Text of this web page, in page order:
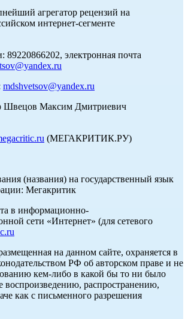
агрегатор рецензий на
интернет-сегменте
89220866202, электронная почта
mdshvetsov@yandex.ru
Швецов Максим Дмитриевич
(МЕГАКРИТИК.РУ)
(названия) на государственный язык
Мегакритик
в информационно-
сети «Интернет» (для сетевого
на данном сайте, охраняется в
РФ об авторском праве и не
кем-либо в какой бы то ни было
воспроизведению, распространению,
как с письменного разрешения